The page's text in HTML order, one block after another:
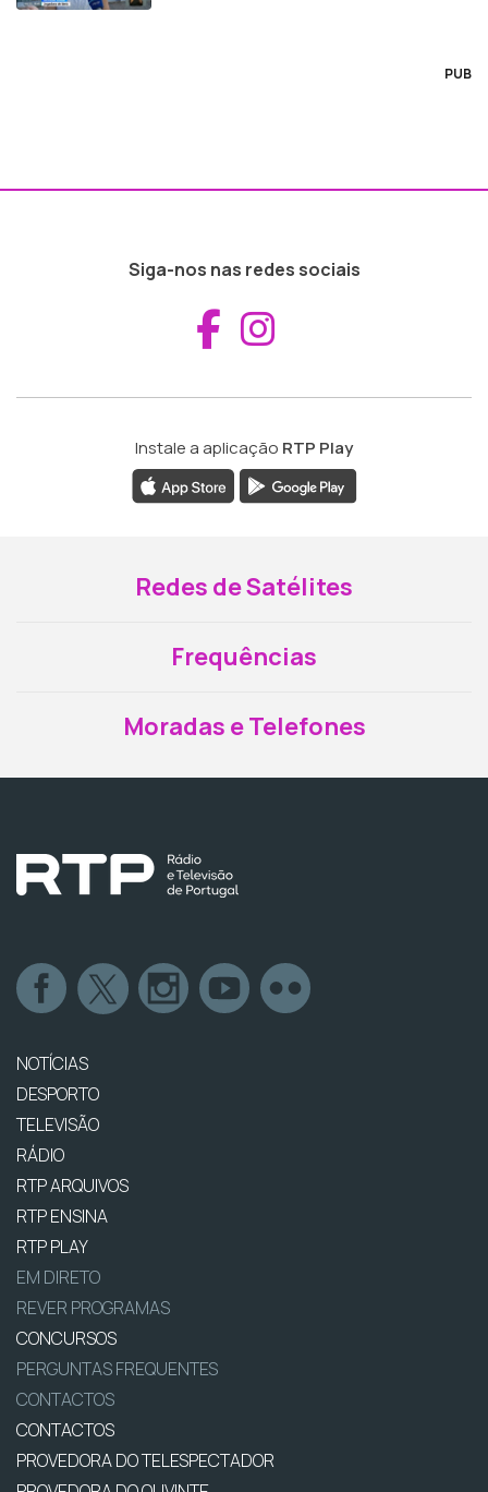
PUB
Siga-nos nas redes sociais
Aceder ao
Instale a aplicação RTP Play
Redes de Satélites
Frequências
Moradas e Telefones
NOTÍCIAS
DESPORTO
TELEVISÃO
RÁDIO
RTP ARQUIVOS
RTP ENSINA
RTP PLAY
EM DIRETO
REVER PROGRAMAS
CONCURSOS
PERGUNTAS FREQUENTES
CONTACTOS
CONTACTOS
PROVEDORA DO TELESPECTADOR